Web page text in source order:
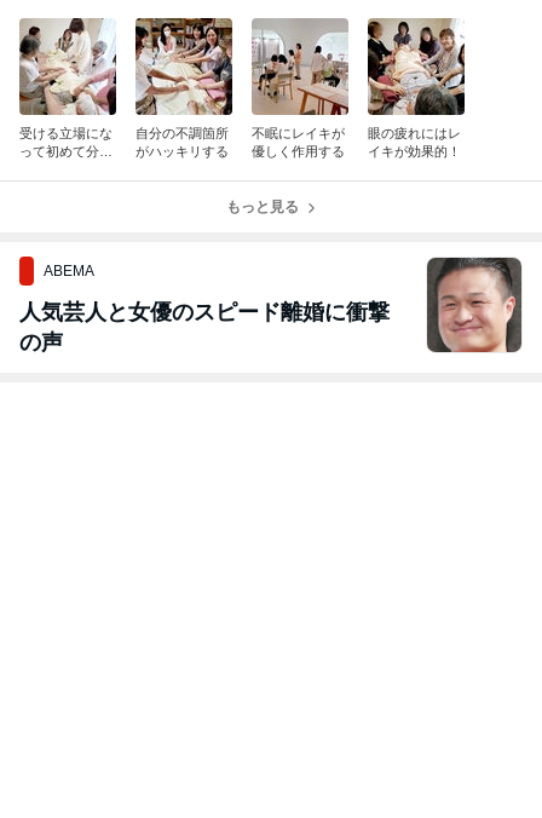
受ける立場にな
って初めて分か
自分の不調箇所
がハッキリする
不眠にレイキが
優しく作用する
眼の疲れにはレ
イキが効果的！
もっと見る
ABEMA
人気芸人と女優のスピード離婚に衝撃
の声